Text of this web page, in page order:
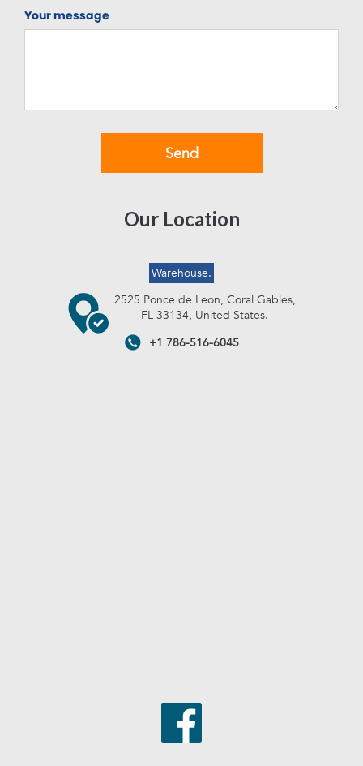
Your message
Our Location
Warehouse.
2525 Ponce de Leon, Coral Gables,
FL 33134, United States.
+1 786-516-6045